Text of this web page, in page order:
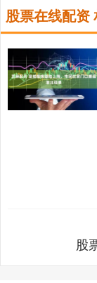
股票在线配资
股